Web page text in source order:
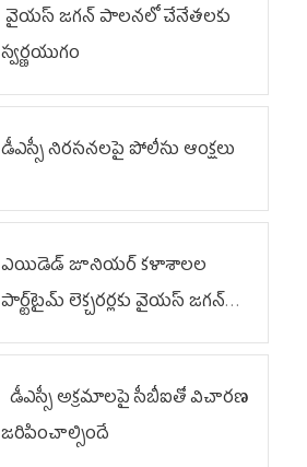
వైయ‌స్ జగన్ పాలనలో చేనేతలకు
స్వర్ణయుగం
డీఎస్సీ నిరసనలపై పోలీసు ఆంక్షలు
ఎయిడెడ్‌ జూనియర్‌ కళాశాలల
పార్ట్‌టైమ్‌ లెక్చరర్లకు వైయ‌స్ జగన్
భరోసా
డీఎస్సీ అక్రమాలపై సీబీఐతో విచారణ
జరిపించాల్సిందే